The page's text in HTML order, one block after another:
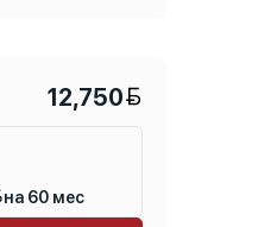
12,750
на 60 мес